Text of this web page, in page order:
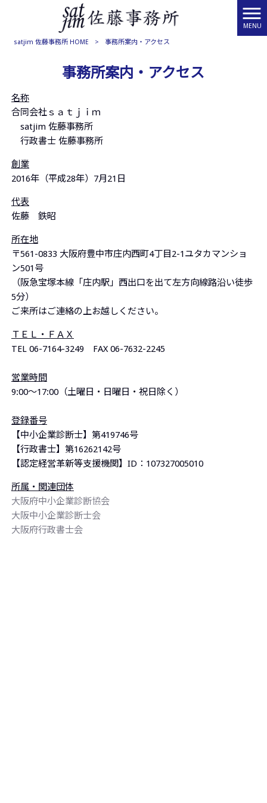
MENU
satjim 佐藤事務所 HOME > 事務所案内・アクセス
事務所案内・アクセス
名称
合同会社ｓａｔｊｉｍ
satjim 佐藤事務所
行政書士 佐藤事務所
創業
2016年（平成28年）7月21日
代表
佐藤 鉄昭
所在地
〒561-0833 大阪府豊中市庄内西町4丁目2-1ユタカマンショ
ン501号
（阪急宝塚本線「庄内駅」西出口を出て左方向線路沿い徒歩
5分）
ご来所はご連絡の上お越しください。
ＴＥＬ・ＦＡＸ
TEL 06-7164-3249 FAX 06-7632-2245
営業時間
9:00～17:00（土曜日・日曜日・祝日除く）
登録番号
【中小企業診断士】第419746号
【行政書士】第16262142号
【認定経営革新等支援機関】ID：107327005010
所属・関連団体
大阪府中小企業診断協会
大阪中小企業診断士会
大阪府行政書士会